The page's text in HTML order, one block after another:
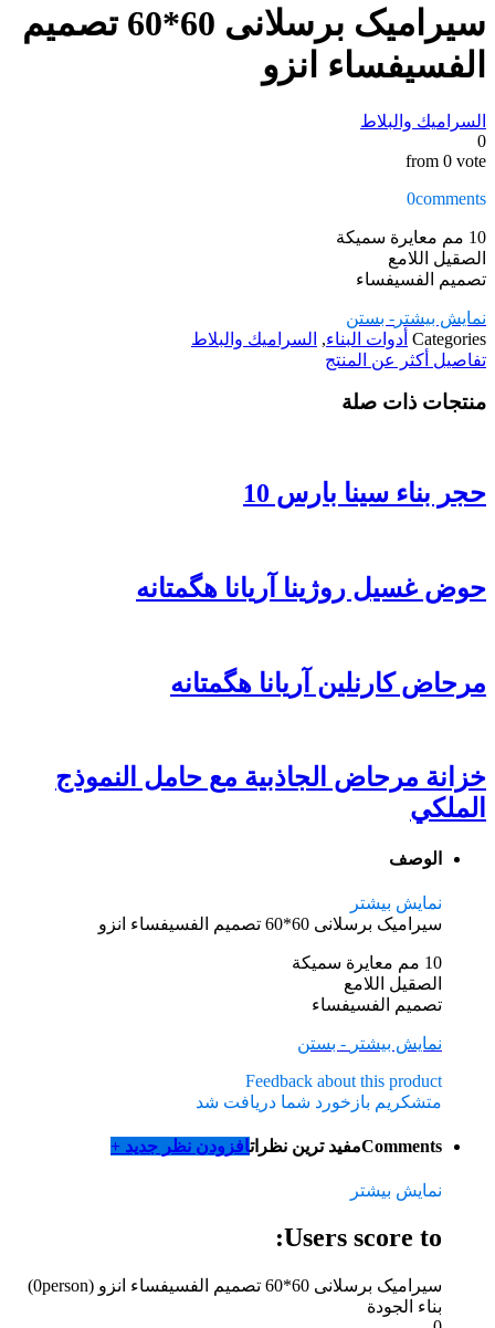
سیرامیک برسلانی 60*60 تصميم
الفسيفساء انزو
السراميك والبلاط
0
from 0 vote
0comments
10 مم معايرة سميكة
الصقيل اللامع
تصميم الفسيفساء
نمایش بیشتر - بستن
Categories أدوات البناء, السراميك والبلاط
تفاصيل أكثر عن المنتج
منتجات ذات صلة
حجر بناء سينا ​​بارس 10
حوض غسیل روژینا آریانا هگمتانه
مرحاض کارنلین آریانا هگمتانه
خزانة مرحاض الجاذبية مع حامل النموذج
الملكي
الوصف
نمایش بیشتر
سیرامیک برسلانی 60*60 تصميم الفسيفساء انزو
10 مم معايرة سميكة
الصقيل اللامع
تصميم الفسيفساء
نمایش بیشتر - بستن
Feedback about this product
متشکریم بازخورد شما دریافت شد
Commentsمفید ترین نظراتافزودن نظر جدید +
نمایش بیشتر
Users score to:
سیرامیک برسلانی 60*60 تصميم الفسيفساء انزو
(0person)
بناء الجودة